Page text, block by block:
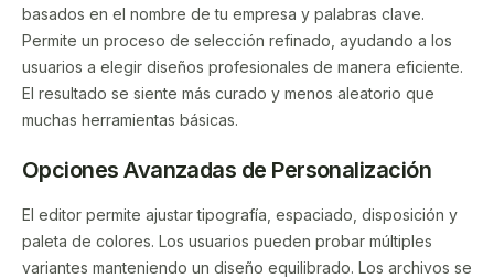
basados en el nombre de tu empresa y palabras clave.
Permite un proceso de selección refinado, ayudando a los
usuarios a elegir diseños profesionales de manera eficiente.
El resultado se siente más curado y menos aleatorio que
muchas herramientas básicas.
Opciones Avanzadas de Personalización
El editor permite ajustar tipografía, espaciado, disposición y
paleta de colores. Los usuarios pueden probar múltiples
variantes manteniendo un diseño equilibrado. Los archivos se